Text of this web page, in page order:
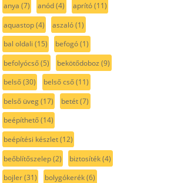
anya (7) anód(4) aprító(11)
aquastop(4) aszaló(1)
bal oldali (15) befogó(1)
befolyócső(5) bekötődoboz (9)
belső(30) belső cső(11)
belső üveg(17) betét(7)
beépíthető(14)
beépítési készlet(12)
beőblítőszelep(2) biztosíték(4)
bojler(31) bolygókerék(6)